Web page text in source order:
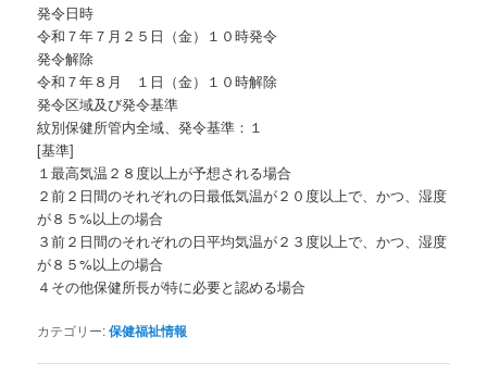
発令日時
令和７年７月２５日（金）１０時発令
発令解除
令和７年８月 １日（金）１０時解除
発令区域及び発令基準
紋別保健所管内全域、発令基準：１
[基準]
１最高気温２８度以上が予想される場合
２前２日間のそれぞれの日最低気温が２０度以上で、かつ、湿度
が８５%以上の場合
３前２日間のそれぞれの日平均気温が２３度以上で、かつ、湿度
が８５%以上の場合
４その他保健所長が特に必要と認める場合
カテゴリー:保健福祉情報